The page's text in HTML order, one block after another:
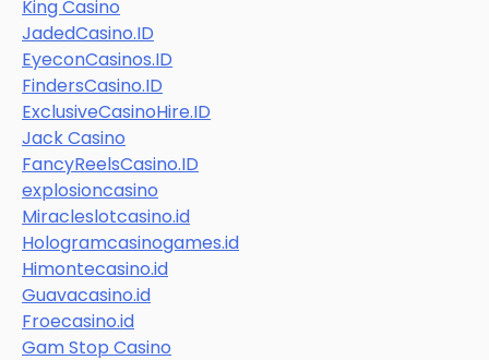
King Casino
JadedCasino.ID
EyeconCasinos.ID
FindersCasino.ID
ExclusiveCasinoHire.ID
Jack Casino
FancyReelsCasino.ID
explosioncasino
Miracleslotcasino.id
Hologramcasinogames.id
Himontecasino.id
Guavacasino.id
Froecasino.id
Gam Stop Casino